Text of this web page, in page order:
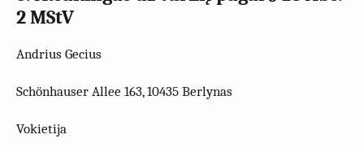
2 MStV
Andrius Gecius
Schönhauser Allee 163, 10435 Berlynas
Vokietija